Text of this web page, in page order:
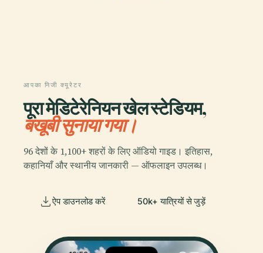
आपका निजी क्यूरेटर
पूरा मेडिटेरेनियन खेल स्टेडियम,
बखूबी सुनाया गया।
96 देशों के 1,100+ शहरों के लिए ऑडियो गाइड। इतिहास,
कहानियाँ और स्थानीय जानकारी — ऑफलाइन उपलब्ध।
ऐप डाउनलोड करें 50k+ यात्रियों से जुड़ें